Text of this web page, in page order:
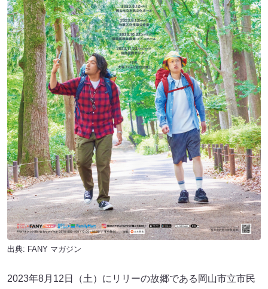
出典: FANY マガジン
2023年8月12日（土）にリリーの故郷である岡山市立市民